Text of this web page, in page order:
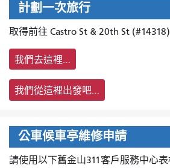
計劃一次旅行
取得前往 Castro St & 20th St (#14318)
我們去這裡…
我們從這裡出發吧…
公車候車亭維修申請
請使用以下舊金山311客戶服務中心